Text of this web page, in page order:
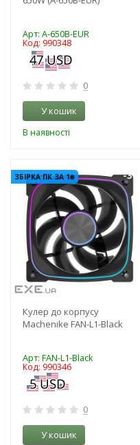
Арт: A-650B-EUR
Код: 990348
0
У кошик
В наявності
ЗБІРКА ПК ЗА 1₴ -3%
Кулер до корпусу
Machenike FAN-L1-Black
Арт: FAN-L1-Black
Код: 990346
0
У кошик